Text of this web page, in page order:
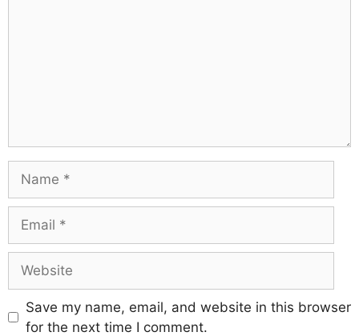
Save my name, email, and website in this browser
for the next time I comment.